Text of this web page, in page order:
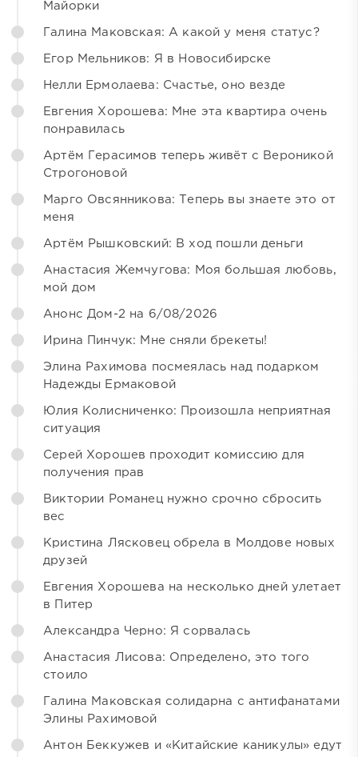
Майорки
Галина Маковская: А какой у меня статус?
Егор Мельников: Я в Новосибирске
Нелли Ермолаева: Счастье, оно везде
Евгения Хорошева: Мне эта квартира очень
понравилась
Артём Герасимов теперь живёт с Вероникой
Строгоновой
Марго Овсянникова: Теперь вы знаете это от
меня
Артём Рышковский: В ход пошли деньги
Анастасия Жемчугова: Моя большая любовь,
мой дом
Анонс Дом-2 на 6/08/2026
Ирина Пинчук: Мне сняли брекеты!
Элина Рахимова посмеялась над подарком
Надежды Ермаковой
Юлия Колисниченко: Произошла неприятная
ситуация
Серей Хорошев проходит комиссию для
получения прав
Виктории Романец нужно срочно сбросить
вес
Кристина Лясковец обрела в Молдове новых
друзей
Евгения Хорошева на несколько дней улетает
в Питер
Александра Черно: Я сорвалась
Анастасия Лисова: Определено, это того
стоило
Галина Маковская солидарна с антифанатами
Элины Рахимовой
Антон Беккужев и «Китайские каникулы» едут